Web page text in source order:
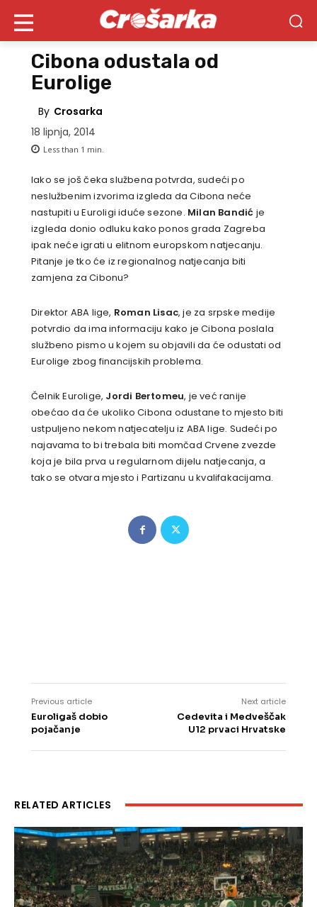
Cibona odustala od
Eurolige
By Crosarka
18 lipnja, 2014
Less than 1 min.
Iako se još čeka službena potvrda, sudeći po
neslužbenim izvorima izgleda da Cibona neće
nastupiti u Euroligi iduće sezone. Milan Bandić je
izgleda donio odluku kako ponos grada Zagreba
ipak neće igrati u elitnom europskom natjecanju.
Pitanje je tko će iz regionalnog natjecanja biti
zamjena za Cibonu?
Direktor ABA lige, Roman Lisac, je za srpske medije
potvrdio da ima informaciju kako je Cibona poslala
službeno pismo u kojem su objavili da će odustati od
Eurolige zbog financijskih problema.
Čelnik Eurolige, Jordi Bertomeu, je već ranije
obećao da će ukoliko Cibona odustane to mjesto biti
ustpuljeno nekom natjecatelju iz ABA lige. Sudeći po
najavama to bi trebala biti momčad Crvene zvezde
koja je bila prva u regularnom dijelu natjecanja, a
tako se otvara mjesto i Partizanu u kvalifakacijama.
Previous article
Euroligaš dobio
pojačanje
Next article
Cedevita i Medveščak
U12 prvaci Hrvatske
RELATED ARTICLES